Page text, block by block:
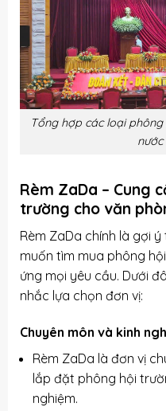
Tổng hợp các loại
Rèm ZaDa – Cung
trường cho văn
Rèm ZaDa chính là gợi
muốn tìm mua phông
ứng mọi yêu cầu. Dưới
nhắc lựa chọn đơn vị:
Chuyên môn và kinh
Rèm ZaDa là đơn vị
lắp đặt phông hội
nghiệm.